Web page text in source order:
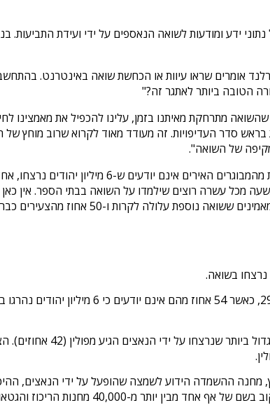
ידע ומודעות לשואה הנאספים על ידי ועידת התביעות.
הטובה ביותר לאתגר זה?"
מתרחקת מאיתנו בזמן, עלינו להכפיל את מאמצינו
סדר העדיפויות. זה מעודד מאוד לקרוא שרוב מוחץ
של השואה".
"מחצית מהמבוגרים האירים אינם
עשרה רוצים שילמדו על השואה בבתי הספר. אין כאן
באופן גורף רוצה חינוך בנושא השואה. כאשר 64
אחוזים) יודעים על אושוויץ, מחנה ההשמדה הידוע לשמצה שהופעל על
המבוגרים. 1 מכל 4 צעירים בגילאי 18 עד 29